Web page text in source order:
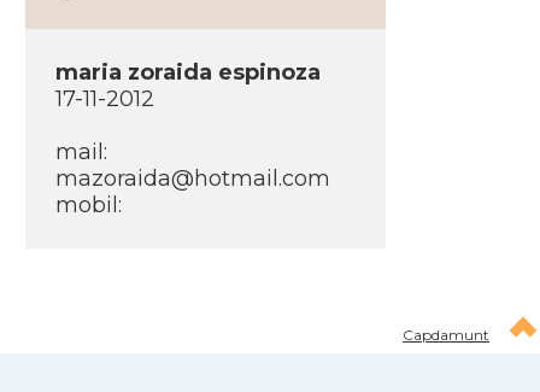
maria zoraida espinoza
17-11-2012
mail:
mazoraida@hotmail.com
mobil:
Capdamunt